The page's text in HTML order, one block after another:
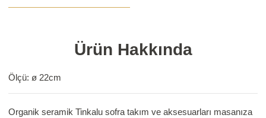
Ürün Hakkında
Ölçü: ø 22cm
Organik seramik Tinkalu sofra takım ve aksesuarları masanıza